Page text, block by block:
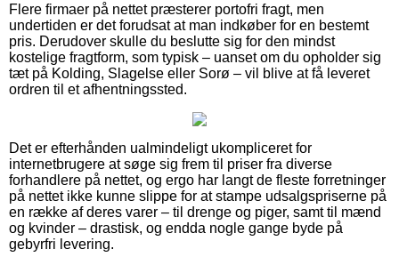
Flere firmaer på nettet præsterer portofri fragt, men
undertiden er det forudsat at man indkøber for en bestemt
pris. Derudover skulle du beslutte sig for den mindst
kostelige fragtform, som typisk – uanset om du opholder sig
tæt på Kolding, Slagelse eller Sorø – vil blive at få leveret
ordren til et afhentningssted.
Det er efterhånden ualmindeligt ukompliceret for
internetbrugere at søge sig frem til priser fra diverse
forhandlere på nettet, og ergo har langt de fleste forretninger
på nettet ikke kunne slippe for at stampe udsalgspriserne på
en række af deres varer – til drenge og piger, samt til mænd
og kvinder – drastisk, og endda nogle gange byde på
gebyrfri levering.